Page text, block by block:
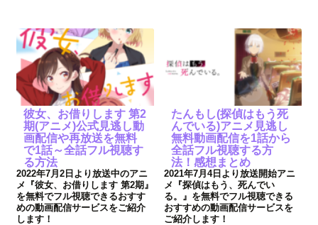
彼女、お借りします 第2
期(アニメ)公式見逃し動
画配信や再放送を無料
で1話～全話フル視聴す
る方法
2022年7月2日より放送中のアニ
メ『彼女、お借りします 第2期』
を無料でフル視聴できるおすす
めの動画配信サービスをご紹介
します！
たんもし(探偵はもう死
んでいる)アニメ見逃し
無料動画配信を1話から
全話フル視聴する方
法！感想まとめ
2021年7月4日より放送開始アニ
メ『探偵はもう、死んでい
る。』を無料でフル視聴できる
おすすめの動画配信サービスを
ご紹介します！